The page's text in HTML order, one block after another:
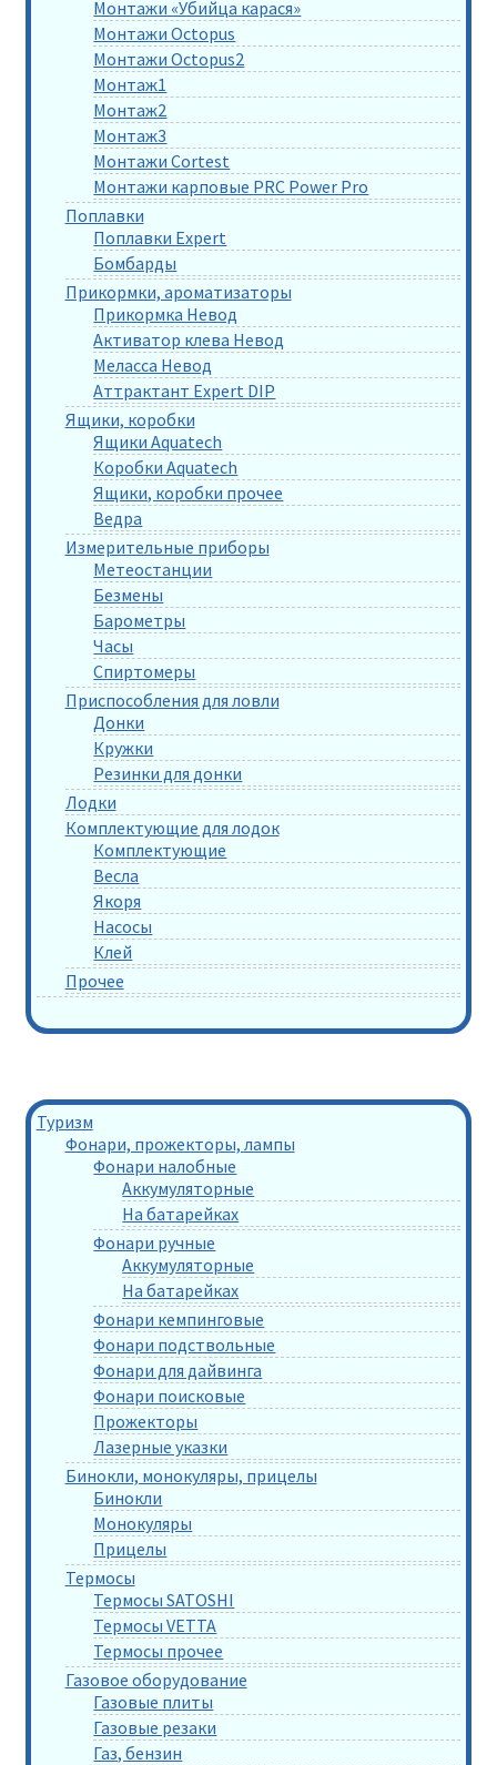
Монтажи «Убийца карася»
Монтажи Octopus
Монтажи Octopus2
Монтаж1
Монтаж2
Монтаж3
Монтажи Cortest
Монтажи карповые PRC Power Pro
Поплавки
Поплавки Expert
Бомбарды
Прикормки, ароматизаторы
Прикормка Невод
Активатор клева Невод
Меласса Невод
Аттрактант Expert DIP
Ящики, коробки
Ящики Aquatech
Коробки Aquatech
Ящики, коробки прочее
Ведра
Измерительные приборы
Метеостанции
Безмены
Барометры
Часы
Спиртомеры
Приспособления для ловли
Донки
Кружки
Резинки для донки
Лодки
Комплектующие для лодок
Комплектующие
Весла
Якоря
Насосы
Клей
Прочее
Туризм
Фонари, прожекторы, лампы
Фонари налобные
Аккумуляторные
На батарейках
Фонари ручные
Аккумуляторные
На батарейках
Фонари кемпинговые
Фонари подствольные
Фонари для дайвинга
Фонари поисковые
Прожекторы
Лазерные указки
Бинокли, монокуляры, прицелы
Бинокли
Монокуляры
Прицелы
Термосы
Термосы SATOSHI
Термосы VETTA
Термосы прочее
Газовое оборудование
Газовые плиты
Газовые резаки
Газ, бензин